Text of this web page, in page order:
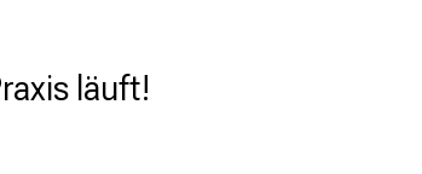
läuft!